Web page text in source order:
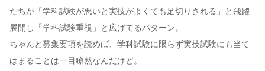
たちが「学科試験が悪いと実技がよくても足切りされる」と飛躍
展開し「学科試験重視」と広げてるパターン。
ちゃんと募集要項を読めば、学科試験に限らず実技試験にも当て
はまることは一目瞭然なんだけど。